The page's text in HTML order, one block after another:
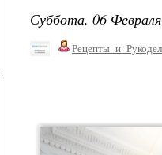
Суббота, 06